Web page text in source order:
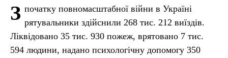
З початку повномасштабної війни в Україні
рятувальники здійснили 268 тис. 212 виїздів.
Ліквідовано 35 тис. 930 пожеж, врятовано 7 тис.
594 людини, надано психологічну допомогу 350